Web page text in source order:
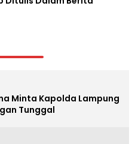
Minta Kapolda Lampung
Tunggal